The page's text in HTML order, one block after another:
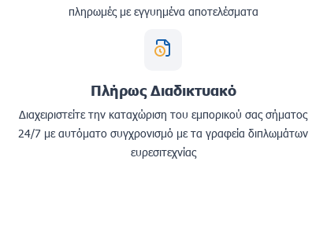
πληρωμές με εγγυημένα αποτελέσματα
Πλήρως Διαδικτυακό
Διαχειριστείτε την καταχώριση του εμπορικού σας σήματος
24/7 με αυτόματο συγχρονισμό με τα γραφεία διπλωμάτων
ευρεσιτεχνίας